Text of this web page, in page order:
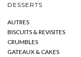
DESSERTS
AUTRES
BISCUITS & REVISITES
CRUMBLES
GATEAUX & CAKES